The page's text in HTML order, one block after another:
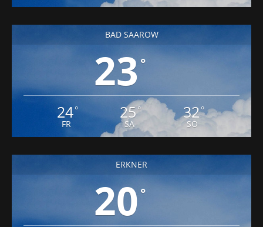
BAD SAAROW
23 °
24°
FR
25°
SA
32°
SO
ERKNER
20 °